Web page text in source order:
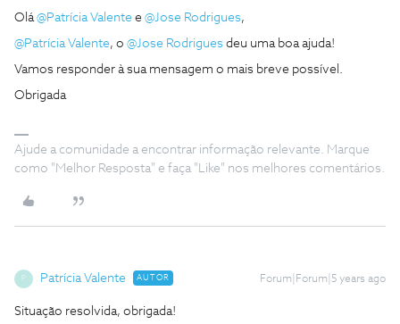
Olá @Patrícia Valente e @Jose Rodrigues,
@Patrícia Valente, o @Jose Rodrigues deu uma boa ajuda!
Vamos responder à sua mensagem o mais breve possível.
Obrigada
Ajude a comunidade a encontrar informação relevante. Marque
como "Melhor Resposta" e faça "Like" nos melhores comentários.
P Patrícia Valente AUTOR Forum|Forum|5 years ago
Situação resolvida, obrigada!